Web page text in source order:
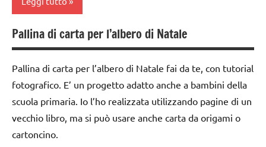
decorazioni
natalizie
DELL'ANNO
lavoretti
per
Natale
Natale
albero
di
Natale
dai
3 ai
6
anni
Pallina di carta per l’albero di Natale
Pallina di carta per l’albero di Natale fai da te, con tutorial
fotografico. E’ un progetto adatto anche a bambini della
scuola primaria. Io l’ho realizzata utilizzando pagine di un
vecchio libro, ma si può usare anche carta da origami o
cartoncino.